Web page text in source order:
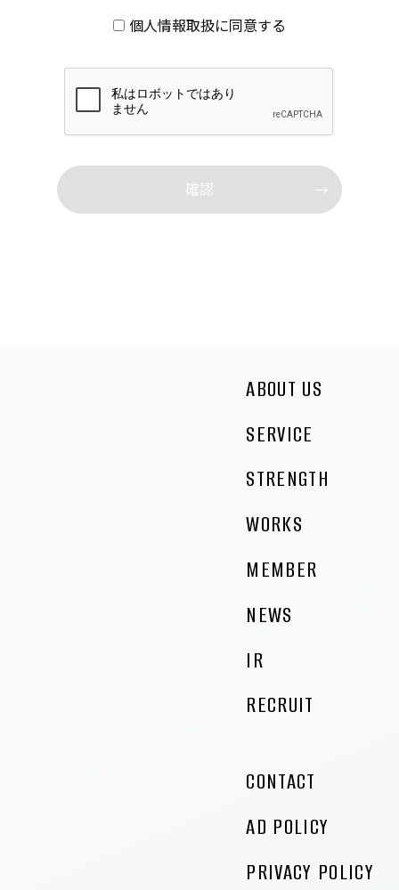
お客様の個人情報を第三者に提供することはござ
４．個人情報取扱いの委託
当社は事業運営上、個人情報を外部に委託するこ
い委託先を選定し、個人情報の適正管理・機密保
持についての契約を交わし、適切な管理を実施さ
とができます。その際、当社はお客様ご本人を確
認させていただいたうえで、合理的な期間内に対
下記入力フォームのへのご記入はお客様の任意に
ない場合は、お問い合わせにお答えできませんの
個人情報に関するお問い合わせや苦情、開示等の
ご請求につきましては、下記窓口で受付けており
TEL 03(6362)6831(代表) FAX
メールアドレス：info@piala.co.jp
個人情報取扱に同意する
ABOUT US
SERVICE
STRENGTH
WORKS
MEMBER
NEWS
IR
RECRUIT
CONTACT
AD POLICY
PRIVACY POLICY